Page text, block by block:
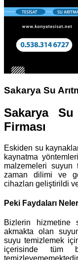
Sakarya Su
Sakarya Su
Firması
Eskiden su
kaynatma
malzemeleri suyun
zaman dilimi ve
cihazları geliştirildi
Peki Faydaları
Bizlerin hizmetine
akmakta olan
suyu temizlemek
içerisinde tüm